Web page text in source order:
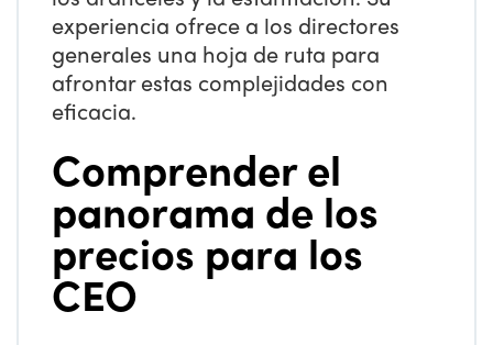
experiencia ofrece a los directores
generales una hoja de ruta para
afrontar estas complejidades con
eficacia.
Comprender el
panorama de los
precios para los
CEO